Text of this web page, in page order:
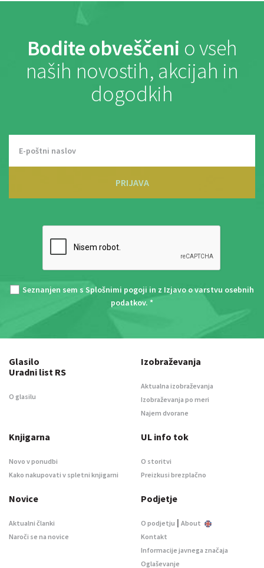
Bodite obveščeni o vseh
naših novostih, akcijah in
dogodkih
PRIJAVA
Seznanjen sem s Splošnimi pogoji in z Izjavo o varstvu osebnih
podatkov. *
Glasilo
Uradni list RS
O glasilu
Izobraževanja
Aktualna izobraževanja
Izobraževanja po meri
Najem dvorane
Knjigarna
Novo v ponudbi
Kako nakupovati v spletni knjigarni
UL info tok
O storitvi
Preizkusi brezplačno
Novice
Aktualni članki
Naroči se na novice
Podjetje
O podjetju | About
Kontakt
Informacije javnega značaja
Oglaševanje